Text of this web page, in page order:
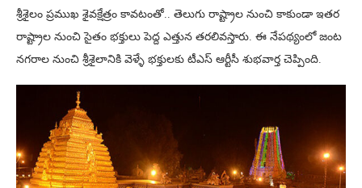
శ్రీశైలం ప్రముఖ శైవక్షేత్రం కావటంతో.. తెలుగు రాష్ట్రాల నుంచి కాకుండా ఇతర
రాష్ట్రాల నుంచి సైతం భక్తులు పెద్ద ఎత్తున తరలివస్తారు. ఈ నేపథ్యంలో జంట
నగరాల నుంచి శ్రీశైలానికి వెళ్ళే భక్తులకు టీఎస్ ఆర్టీసీ శుభవార్త చెప్పింది.